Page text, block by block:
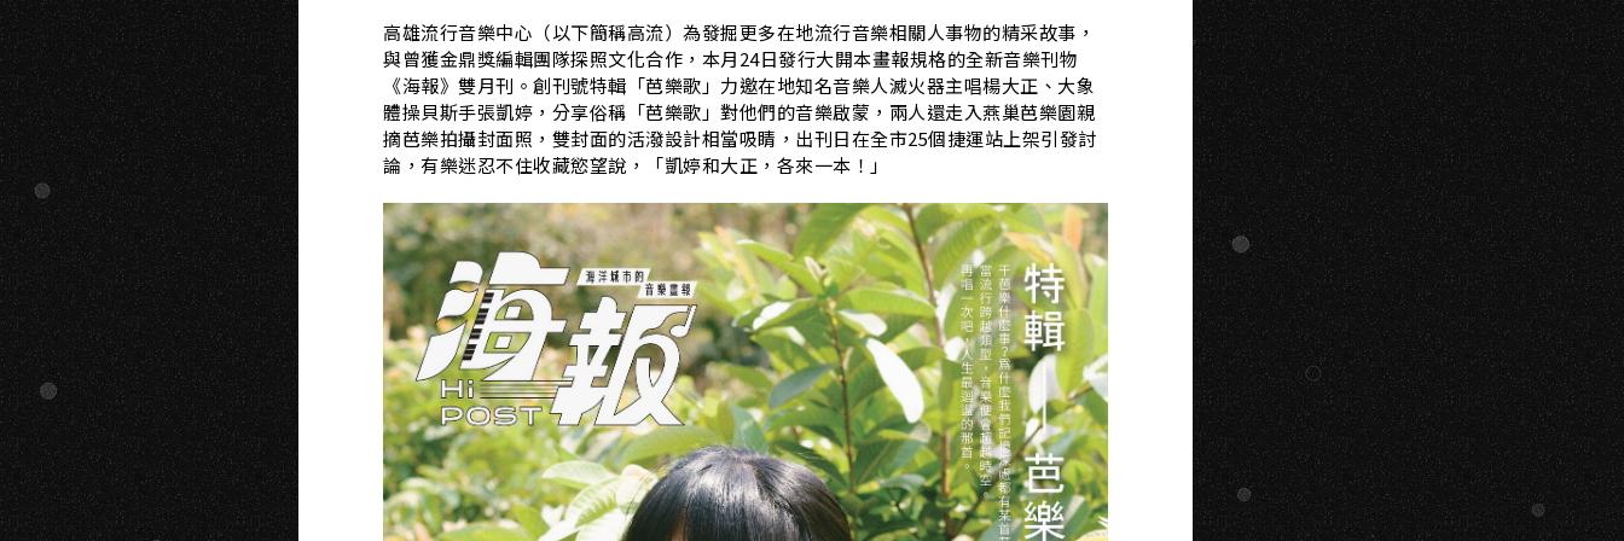
高雄流行音樂中心（以下簡稱高流）為發掘更多在地流行音樂相關人事物的精采故事，
與曾獲金鼎獎編輯團隊探照文化合作，本月24日發行大開本畫報規格的全新音樂刊物
《海報》雙月刊。創刊號特輯「芭樂歌」力邀在地知名音樂人滅火器主唱楊大正、大象
體操貝斯手張凱婷，分享俗稱「芭樂歌」對他們的音樂啟蒙，兩人還走入燕巢芭樂園親
摘芭樂拍攝封面照，雙封面的活潑設計相當吸睛，出刊日在全市25個捷運站上架引發討
論，有樂迷忍不住收藏慾望說，「凱婷和大正，各來一本！」